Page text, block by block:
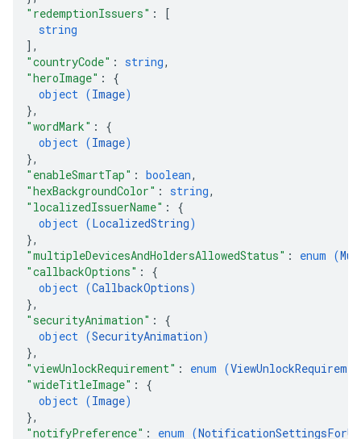
"redemptionIssuers" :
[
string
] ,
"countryCode" : string,
"heroImage" : {
object (Image)
},
"wordMark" : {
object (Image)
},
"enableSmartTap" : boolean,
"hexBackgroundColor" : string,
"localizedIssuerName" : {
object (LocalizedString)
},
"multipleDevicesAndHoldersAllowedStatus" : enum (
"callbackOptions" : {
object (CallbackOptions)
},
"securityAnimation" : {
object (SecurityAnimation)
},
"viewUnlockRequirement" : enum (
"wideTitleImage" : {
object (Image)
},
"notifyPreference" : enum (